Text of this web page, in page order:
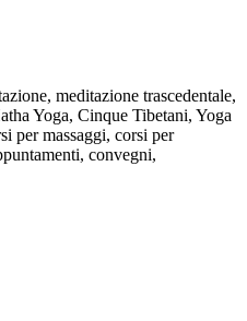
meditazione trascedentale,
Yoga, Cinque Tibetani, Yoga
per massaggi, corsi per
convegni,